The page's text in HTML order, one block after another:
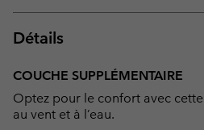
Détails
COUCHE SUPPLÉMENTAIRE
Optez pour le confort avec
au vent et à l’eau.